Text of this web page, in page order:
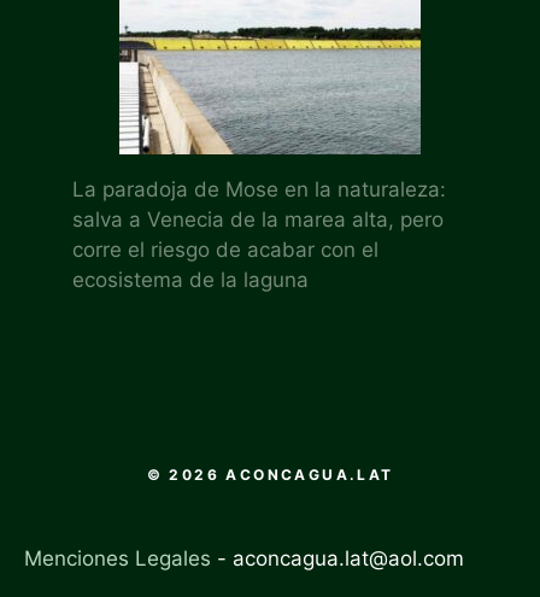
La paradoja de Mose en la naturaleza:
salva a Venecia de la marea alta, pero
corre el riesgo de acabar con el
ecosistema de la laguna
© 2026 ACONCAGUA.LAT
Menciones Legales - aconcagua.lat@aol.com